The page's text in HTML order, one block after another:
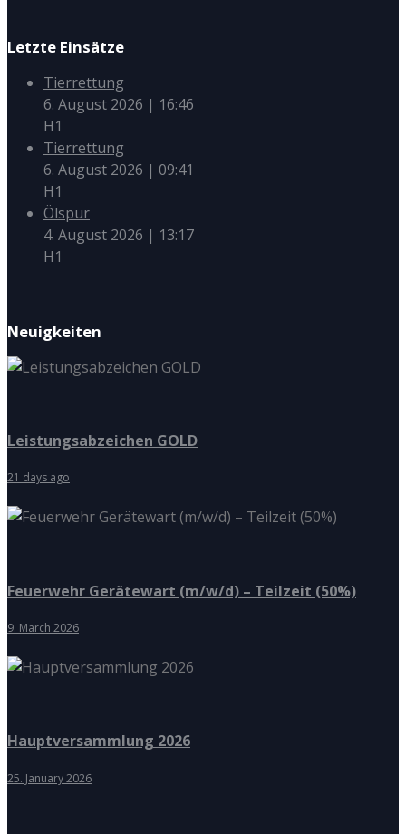
Letzte Einsätze
Tierrettung
6. August 2026 | 16:46
H1
Tierrettung
6. August 2026 | 09:41
H1
Ölspur
4. August 2026 | 13:17
H1
Neuigkeiten
Leistungsabzeichen GOLD
21 days ago
Feuerwehr Gerätewart (m/w/d) – Teilzeit (50%)
9. March 2026
Hauptversammlung 2026
25. January 2026